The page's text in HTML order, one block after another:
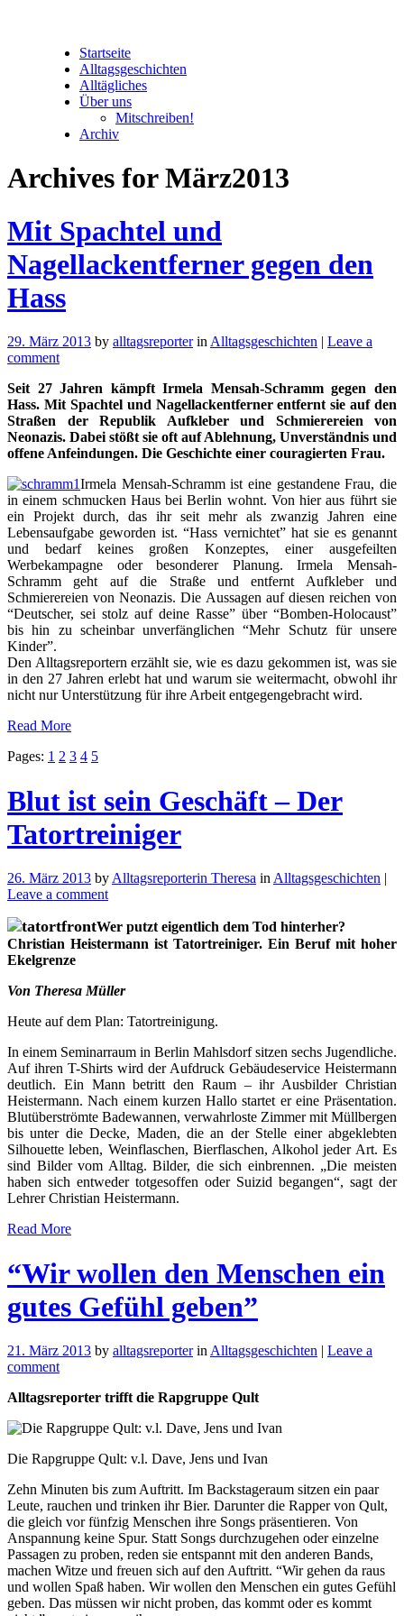
Startseite
Alltagsgeschichten
Alltägliches
Über uns
Mitschreiben!
Archiv
Archives for März2013
Mit Spachtel und
Nagellackentferner gegen den
Hass
29. März 2013 by alltagsreporterin Alltagsgeschichten | Leave a
comment
Seit 27 Jahren kämpft Irmela Mensah-Schramm gegen den
Hass. Mit Spachtel und Nagellackentferner entfernt sie auf den
Straßen der Republik Aufkleber und Schmierereien von
Neonazis. Dabei stößt sie oft auf Ablehnung, Unverständnis und
offene Anfeindungen. Die Geschichte einer couragierten Frau.
Irmela Mensah-Schramm ist eine gestandene Frau, die
in einem schmucken Haus bei Berlin wohnt. Von hier aus führt sie
ein Projekt durch, das ihr seit mehr als zwanzig Jahren eine
Lebensaufgabe geworden ist. “Hass vernichtet” hat sie es genannt
und bedarf keines großen Konzeptes, einer ausgefeilten
Werbekampagne oder besonderer Planung. Irmela Mensah-
Schramm geht auf die Straße und entfernt Aufkleber und
Schmierereien von Neonazis. Die Aussagen auf diesen reichen von
“Deutscher, sei stolz auf deine Rasse” über “Bomben-Holocaust”
bis hin zu scheinbar unverfänglichen “Mehr Schutz für unsere
Kinder”.
Den Alltagsreportern erzählt sie, wie es dazu gekommen ist, was sie
in den 27 Jahren erlebt hat und warum sie weitermacht, obwohl ihr
nicht nur Unterstützung für ihre Arbeit entgegengebracht wird.
Read More
Pages: 1 2 3 4 5
Blut ist sein Geschäft – Der
Tatortreiniger
26. März 2013 by Alltagsreporterin Theresa in Alltagsgeschichten |
Leave a comment
Wer putzt eigentlich dem Tod hinterher?
Christian Heistermann ist Tatortreiniger. Ein Beruf mit hoher
Ekelgrenze
Von Theresa Müller
Heute auf dem Plan: Tatortreinigung.
In einem Seminarraum in Berlin Mahlsdorf sitzen sechs Jugendliche.
Auf ihren T-Shirts wird der Aufdruck Gebäudeservice Heistermann
deutlich. Ein Mann betritt den Raum – ihr Ausbilder Christian
Heistermann. Nach einem kurzen Hallo startet er eine Präsentation.
Blutüberströmte Badewannen, verwahrloste Zimmer mit Müllbergen
bis unter die Decke, Maden, die an der Stelle einer abgeklebten
Silhouette leben, Weinflaschen, Bierflaschen, Alkohol jeder Art. Es
sind Bilder vom Alltag. Bilder, die sich einbrennen. „Die meisten
haben sich entweder totgesoffen oder Suizid begangen“, sagt der
Lehrer Christian Heistermann.
Read More
“Wir wollen den Menschen ein
gutes Gefühl geben”
21. März 2013 by alltagsreporterin Alltagsgeschichten | Leave a
comment
Alltagsreporter trifft die Rapgruppe Qult
Die Rapgruppe Qult: v.l. Dave, Jens und Ivan
Zehn Minuten bis zum Auftritt. Im Backstageraum sitzen ein paar
Leute, rauchen und trinken ihr Bier. Darunter die Rapper von Qult,
die gleich vor fünfzig Menschen ihre Songs präsentieren. Von
Anspannung keine Spur. Statt Songs durchzugehen oder einzelne
Passagen zu proben, reden sie entspannt mit den anderen Bands,
machen Witze und freuen sich auf den Auftritt. “Wir gehen da raus
und wollen Spaß haben. Wir wollen den Menschen ein gutes Gefühl
geben. Das müssen wir nicht proben, das kommt oder es kommt